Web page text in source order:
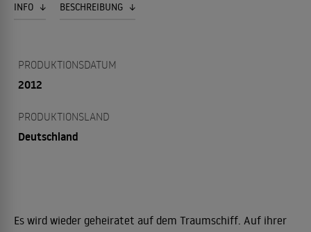
INFO BESCHREIBUNG
PRODUKTIONSDATUM
2012
PRODUKTIONSLAND
Deutschland
Es wird wieder geheiratet auf dem Traumschiff. Auf ihrer